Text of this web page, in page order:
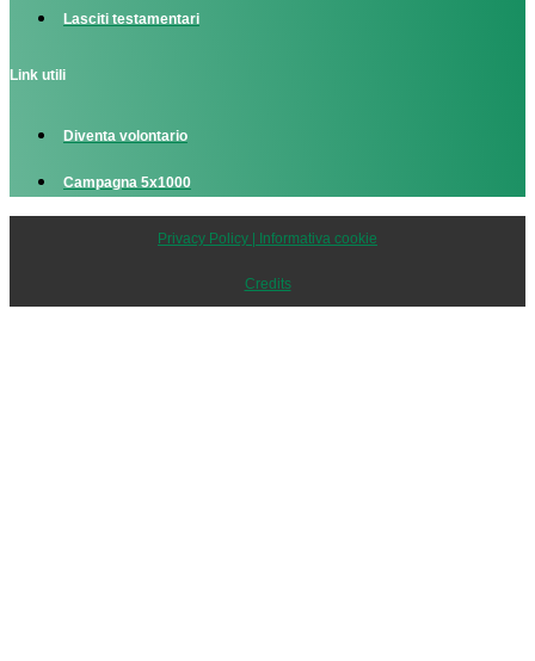
Lasciti testamentari
Link utili
Diventa volontario
Campagna 5x1000
Privacy Policy | Informativa cookie
Credits